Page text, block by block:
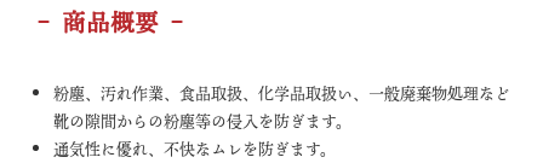
– 商品概要 –
粉塵、汚れ作業、食品取扱、化学品取扱い、一般廃棄物処理など
靴の隙間からの粉塵等の侵入を防ぎます。
通気性に優れ、不快なムレを防ぎます。